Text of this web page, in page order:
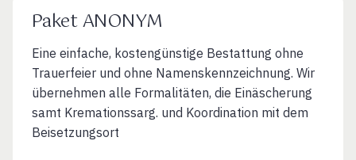
Paket ANONYM
Eine einfache, kostengünstige Bestattung ohne
Trauerfeier und ohne Namenskennzeichnung. Wir
übernehmen alle Formalitäten, die Einäscherung
samt Kremationssarg. und Koordination mit dem
Beisetzungsort